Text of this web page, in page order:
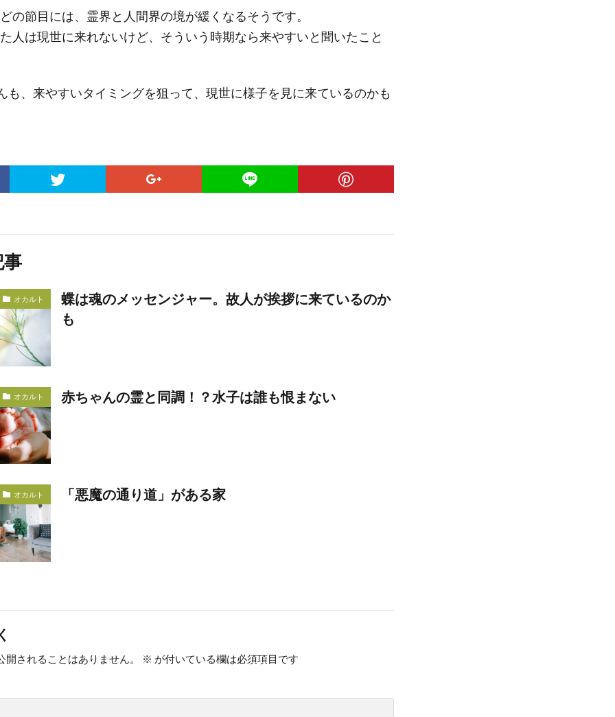
の節目には、霊界と人間界の境が緩くなるそうです。
人は現世に来れないけど、そういう時期なら来やすいと聞いたこと
も、来やすいタイミングを狙って、現世に様子を見に来ているのかも
オカルト
蝶は魂のメッセンジャー。故人が挨拶に来ているのか
も
オカルト 赤ちゃんの霊と同調！？水子は誰も恨まない
オカルト 「悪魔の通り道」がある家
されることはありません。 ※ が付いている欄は必須項目です